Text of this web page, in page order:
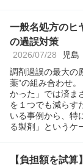
一般名処方のヒ
の過誤対策
2026/07/28 児
調剤過誤の最大の
薬”の組み合わせ
かった」では済ま
を１つでも減らす
いる事例から、特
る製剤」というケ
【負担額を試